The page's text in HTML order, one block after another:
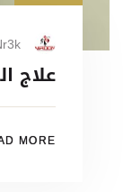
علاج
MORE